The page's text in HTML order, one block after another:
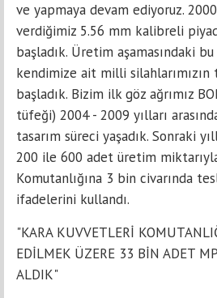
ve yapmaya devam ediyoruz.
verdiğimiz 5.56 mm kalibreli
başladık. Üretim aşamasındaki
kendimize ait milli silahlarımızın
başladık. Bizim ilk göz ağrımız
tüfeği) 2004 - 2009 yılları
tasarım süreci yaşadık. Sonraki
200 ile 600 adet üretim
Komutanlığına 3 bin civarında
ifadelerini kullandı.
"KARA KUVVETLERİ
EDİLMEK ÜZERE 33 BİN ADET
ALDIK"